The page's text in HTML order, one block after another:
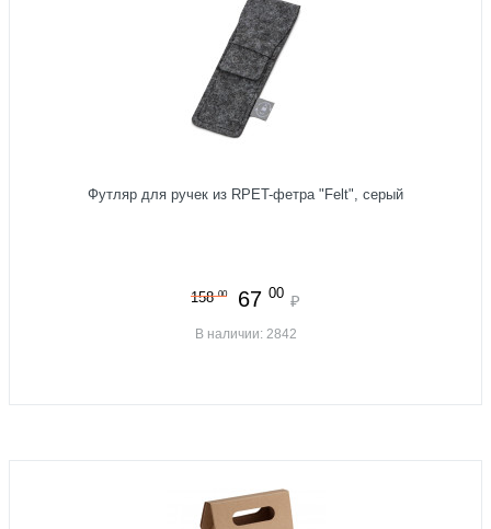
Футляр для ручек из RPET-фетра "Felt", серый
158 00 67 00 ₽
В наличии: 2842